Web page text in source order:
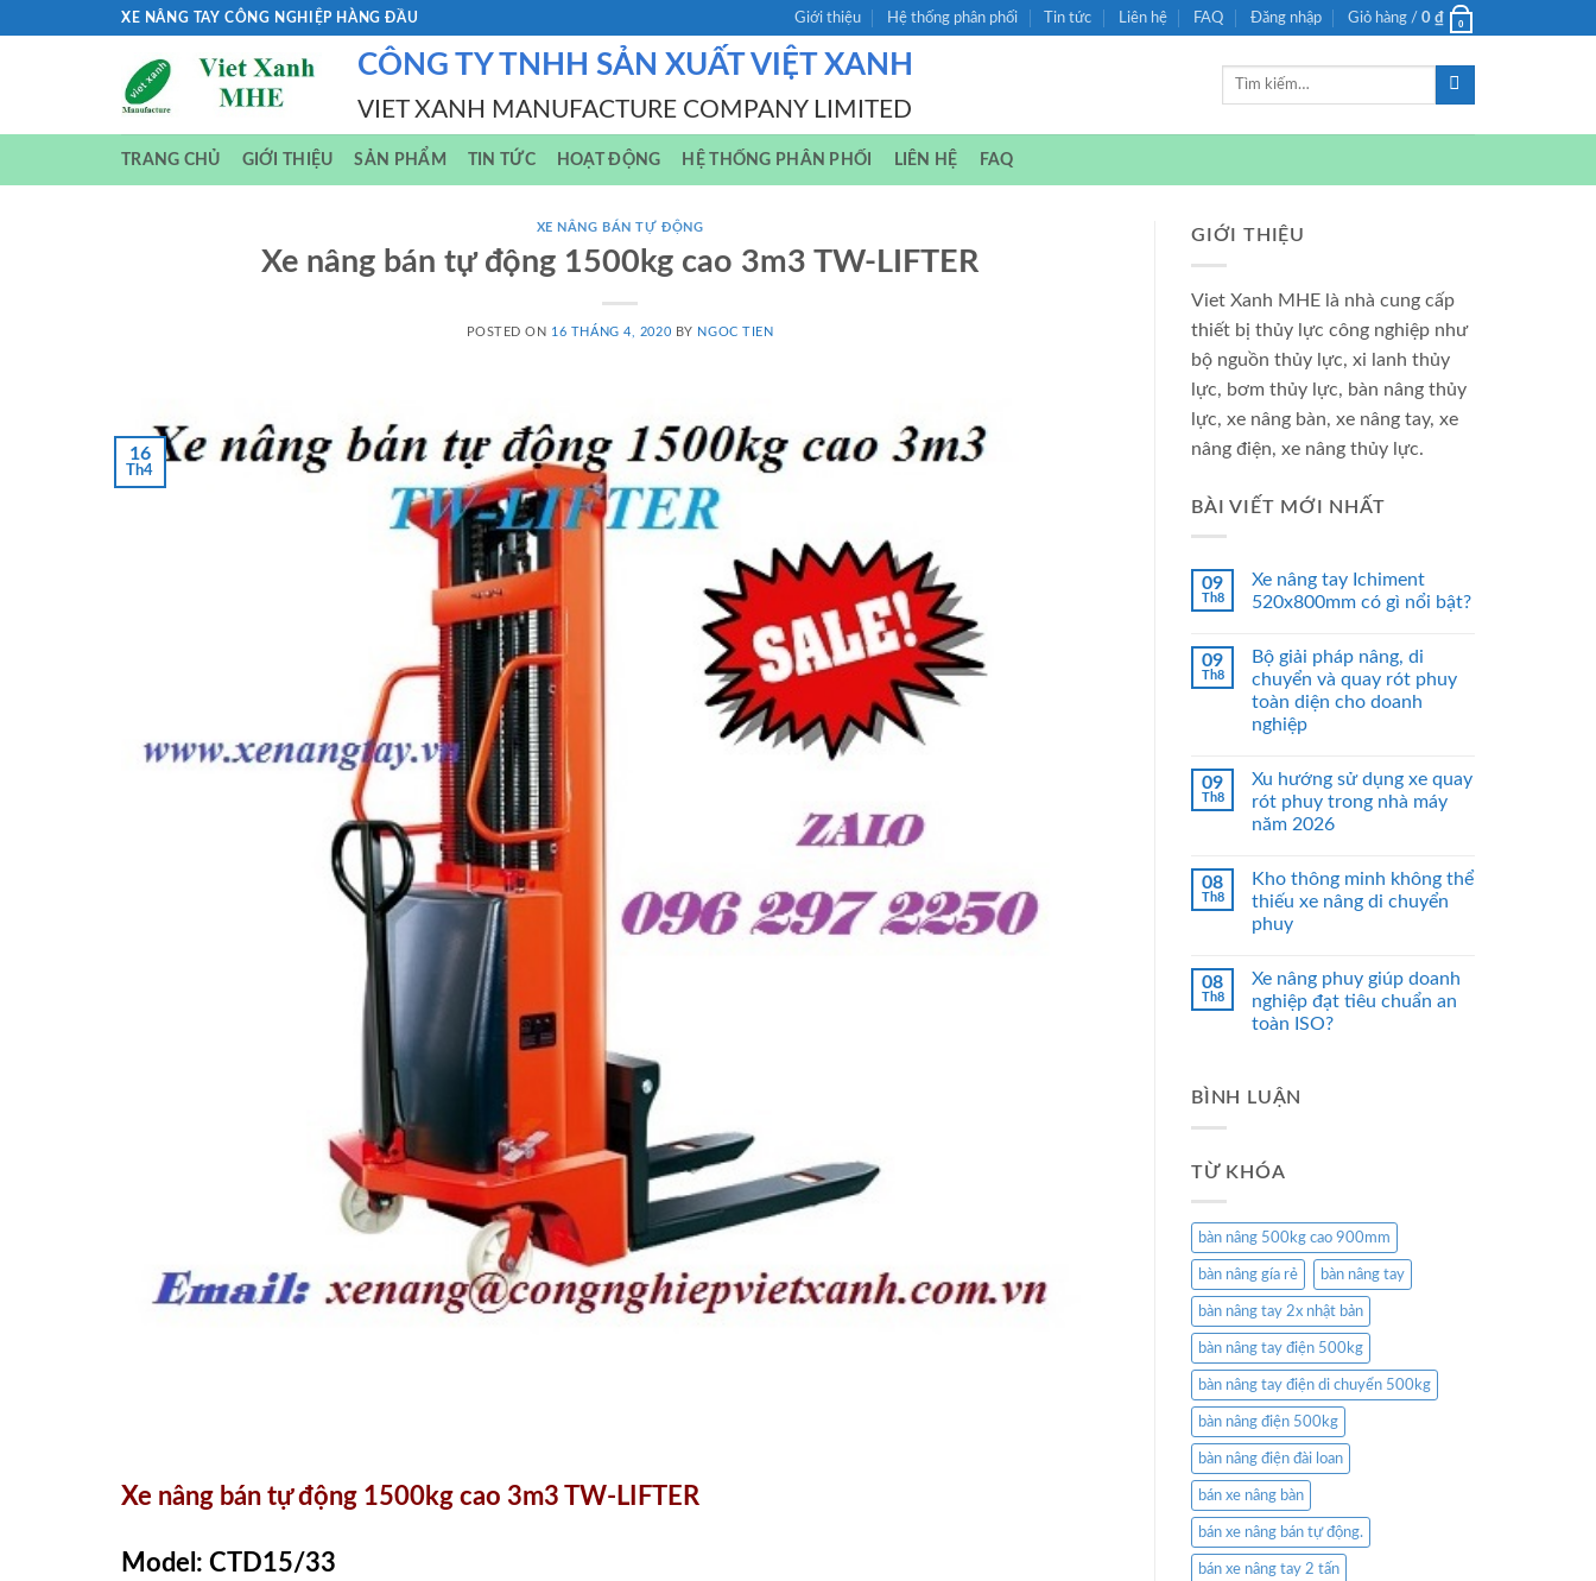
XE NÂNG TAY CÔNG NGHIỆP HÀNG ĐẦU Giới thiệu Hệ thống phân phối Tin tức Liên hệ FAQ Đăng nhập Giỏ hàng / 0 ₫ 0
CÔNG TY TNHH SẢN XUẤT VIỆT XANH
VIET XANH MANUFACTURE COMPANY LIMITED
Tìm
TRANG CHỦ GIỚI THIỆU SẢN PHẨM TIN TỨC HOẠT ĐỘNG HỆ THỐNG PHÂN PHỐI LIÊN HỆ FAQ
XE NÂNG BÁN TỰ ĐỘNG
Xe nâng bán tự động 1500kg cao 3m3 TW-LIFTER
POSTED ON 16 THÁNG 4, 2020 BY NGOC TIEN
16
Th4
Xe nâng bán tự động 1500kg cao 3m3 TW-LIFTER
Model: CTD15/33
GIỚI THIỆU
Viet Xanh MHE là nhà cung cấp
thiết bị thủy lực công nghiệp như
bộ nguồn thủy lực, xi lanh thủy
lực, bơm thủy lực, bàn nâng thủy
lực, xe nâng bàn, xe nâng tay, xe
nâng điện, xe nâng thủy lực.
BÀI VIẾT MỚI NHẤT
09
Th8
Xe nâng tay Ichiment
520x800mm có gì nổi bật?
09
Th8
Bộ giải pháp nâng, di
chuyển và quay rót phuy
toàn diện cho doanh
nghiệp
09
Th8
Xu hướng sử dụng xe quay
rót phuy trong nhà máy
năm 2026
08
Th8
Kho thông minh không thể
thiếu xe nâng di chuyển
phuy
08
Th8
Xe nâng phuy giúp doanh
nghiệp đạt tiêu chuẩn an
toàn ISO?
BÌNH LUẬN
TỪ KHÓA
bàn nâng 500kg cao 900mm
bàn nâng gía rẻ bàn nâng tay
bàn nâng tay 2x nhật bản
bàn nâng tay điện 500kg
bàn nâng tay điện di chuyển 500kg
bàn nâng điện 500kg
bàn nâng điện đài loan
bán xe nâng bàn
bán xe nâng bán tự động.
bán xe nâng tay 2 tấn